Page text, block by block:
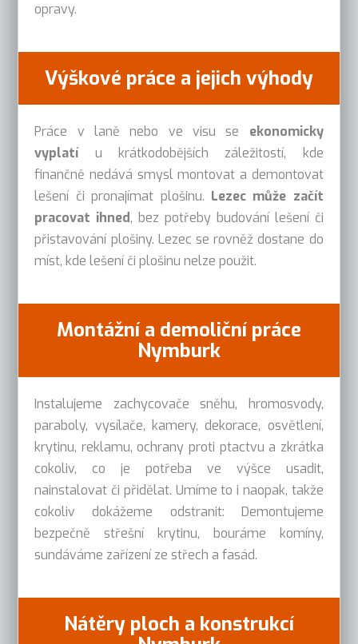
opravy.
Výškové práce a jejich výhody
Práce v laně nebo ve visu se ekonomicky
vyplatíu krátkodobějších záležitostí, kde
finančně nedává smysl montovat a demontovat
lešení či pronajímat plošinu. Lezec může začít
pracovat ihned, bez potřeby budování lešení či
přistavování plošiny. Lezec se rovněž dostane do
míst, kde lešení či plošinu nelze použit.
Montážní a demoliční práce
Nymburk
Instalujeme zachycovače sněhu, hromosvody,
paraboly, vysílače, kamery, dekorace, osvětlení,
krytinu, reklamu, ochrany proti ptactvu a zkrátka
cokoliv, co je potřeba ve výšce usadit,
nainstalovat či přidělat. Umíme to i naopak, takže
cokoliv dokážeme odstranit: Demontujeme
bezpečně střešní krytinu, bouráme komíny,
sundáváme zařízení ze střech a fasád.
Nátěry ploch a konstrukcí